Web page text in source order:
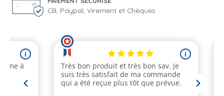
CB, Paypal, Virement et Chèques